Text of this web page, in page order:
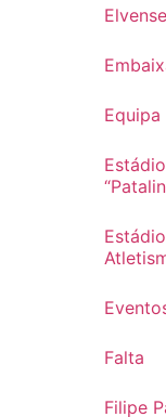
Equipa
Falta
Filipe